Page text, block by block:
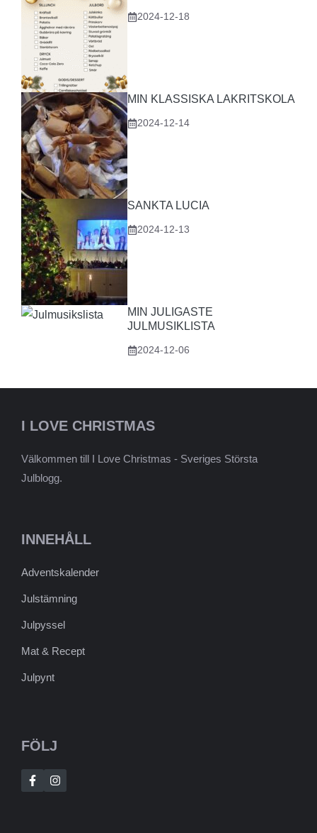
2024-12-18
MIN KLASSISKA LAKRITSKOLA
2024-12-14
SANKTA LUCIA
2024-12-13
MIN JULIGASTE
JULMUSIKLISTA
2024-12-06
I LOVE CHRISTMAS
Välkommen till I Love Christmas - Sveriges Största
Julblogg.
INNEHÅLL
Adventskalender
Julstämning
Julpyssel
Mat & Recept
Julpynt
FÖLJ